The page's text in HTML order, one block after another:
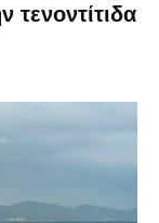
τενοντίτιδα